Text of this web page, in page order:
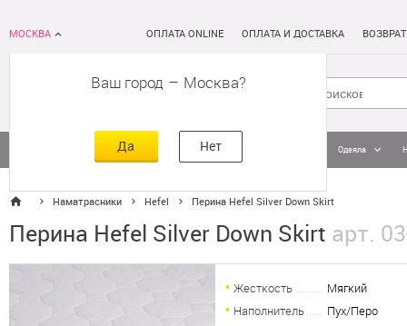
МОСКВА
Ваш город – Москва
Да Нет
ОПЛАТА ONLINE ОПЛАТА И ДОСТАВКА
Кровати Постельное белье Одеяла
Наматрасники Hefel Перина Hefel Silver Down Skirt
Перина Hefel Silver Down Skirt арт.
Жесткость
Мягкий
Наполнитель
Пух/Перо